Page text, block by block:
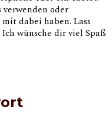
oder
dabei haben. Lass
wünsche dir viel Spaß